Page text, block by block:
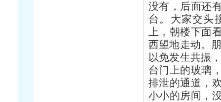
没有，后面还
台。大家交头
上，朝楼下面
西望地走动。
以免发生共振
台门上的玻璃
排泄的通道，
小小的房间，